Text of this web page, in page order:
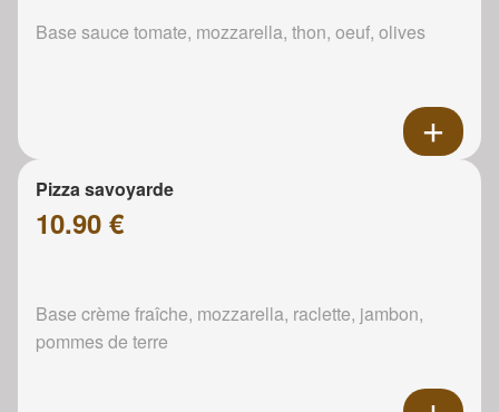
Base sauce tomate, mozzarella, thon, oeuf, olives
Pizza savoyarde
10.90 €
Base crème fraîche, mozzarella, raclette, jambon,
pommes de terre